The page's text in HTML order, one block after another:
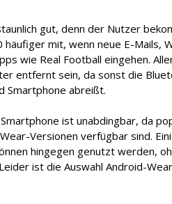
gut, denn der Nutzer
mit, wenn neue E-Mails,
wie Real Football eingehen.
entfernt sein, da sonst die
Smartphone abreißt.
ist unabdingbar, da
Versionen verfügbar sind.
hingegen genutzt werden,
ist die Auswahl Android-